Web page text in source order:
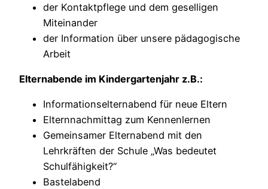
der Kontaktpflege und dem geselligen
Miteinander
der Information über unsere pädagogische
Arbeit
Elternabende im Kindergartenjahr z.B.:
Informationselternabend für neue Eltern
Elternnachmittag zum Kennenlernen
Gemeinsamer Elternabend mit den
Lehrkräften der Schule „Was bedeutet
Schulfähigkeit?“
Bastelabend